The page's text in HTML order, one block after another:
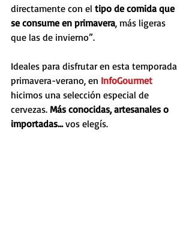
directamente con el tipo de comida que
se consume en primavera, más ligeras
que las de invierno”.
Ideales para disfrutar en esta temporada
primavera-verano, en InfoGourmet
hicimos una selección especial de
cervezas. Más conocidas, artesanales o
importadas... vos elegís.